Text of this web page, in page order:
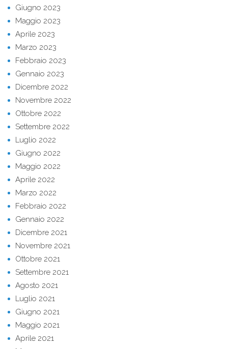
Giugno 2023
Maggio 2023
Aprile 2023
Marzo 2023
Febbraio 2023
Gennaio 2023
Dicembre 2022
Novembre 2022
Ottobre 2022
Settembre 2022
Luglio 2022
Giugno 2022
Maggio 2022
Aprile 2022
Marzo 2022
Febbraio 2022
Gennaio 2022
Dicembre 2021
Novembre 2021
Ottobre 2021
Settembre 2021
Agosto 2021
Luglio 2021
Giugno 2021
Maggio 2021
Aprile 2021